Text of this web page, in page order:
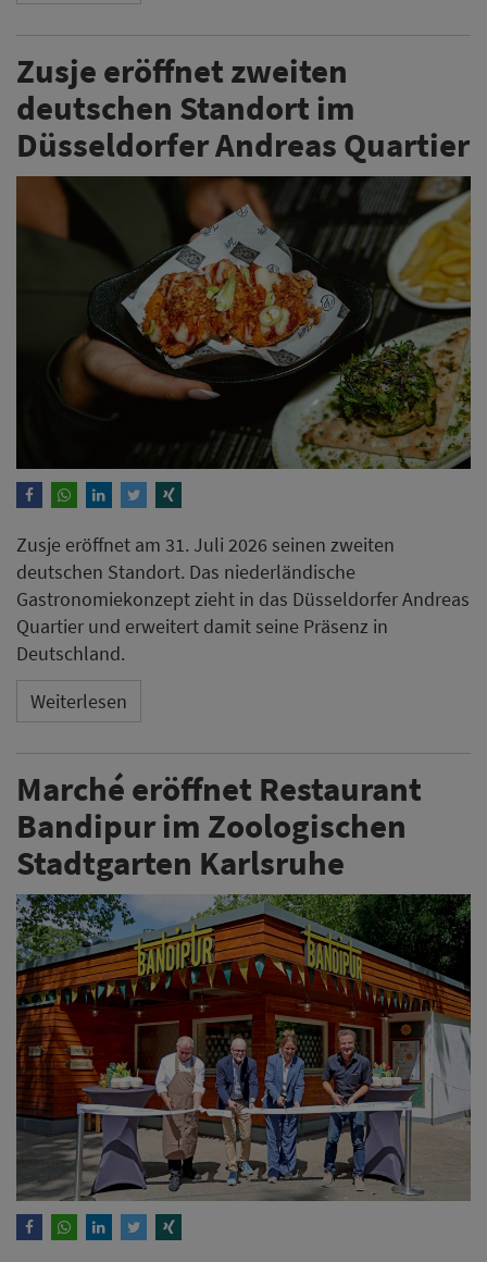
Zusje eröffnet zweiten
deutschen Standort im
Düsseldorfer Andreas Quartier
Zusje eröffnet am 31. Juli 2026 seinen zweiten
deutschen Standort. Das niederländische
Gastronomiekonzept zieht in das Düsseldorfer Andreas
Quartier und erweitert damit seine Präsenz in
Deutschland.
Weiterlesen
Marché eröffnet Restaurant
Bandipur im Zoologischen
Stadtgarten Karlsruhe